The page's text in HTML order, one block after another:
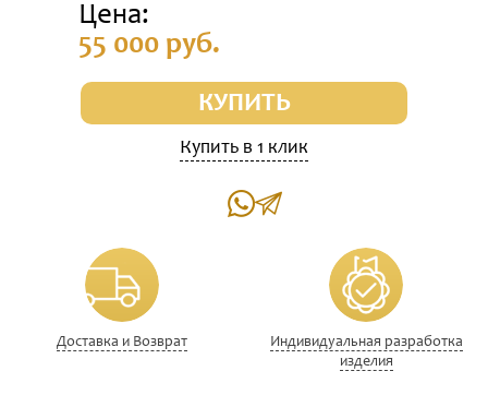
Цена:
55 000 руб.
КУПИТЬ
Купить в 1 клик
Доставка и Возврат
Индивидуальная разработка
изделия